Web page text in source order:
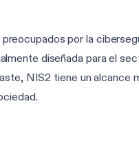
por la
diseñada para el
NIS2 tiene un